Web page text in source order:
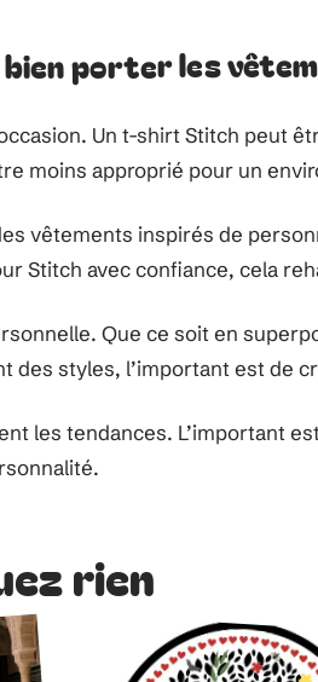
porter les
Un t-shirt Stitch peut
moins approprié pour un
vêtements inspirés de
Stitch avec confiance, cela
Que ce soit en
des styles, l’important est de
les tendances. L’important
rien